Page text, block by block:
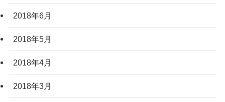
2018年6月
2018年5月
2018年4月
2018年3月